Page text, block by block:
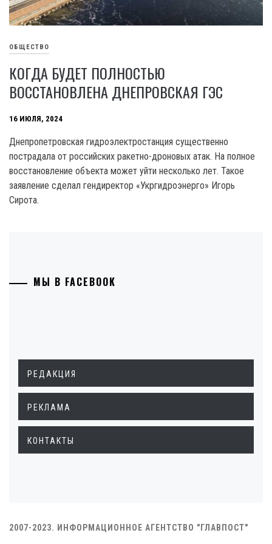
ОБЩЕСТВО
КОГДА БУДЕТ ПОЛНОСТЬЮ
ВОССТАНОВЛЕНА ДНЕПРОВСКАЯ ГЭС
16 ИЮЛЯ, 2024
Днепропетровская гидроэлектростанция существенно
пострадала от российских ракетно-дроновых атак. На полное
восстановление объекта может уйти несколько лет. Такое
заявление сделал гендиректор «Укргидроэнерго» Игорь
Сирота.
МЫ В FACEBOOK
РЕДАКЦИЯ
РЕКЛАМА
КОНТАКТЫ
2007-2023. ИНФОРМАЦИОННОЕ АГЕНТСТВО "ГЛАВПОСТ"